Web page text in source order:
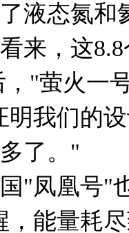
液态氮
，这8.8
，"萤火一
明我们的
了。"
凤凰号"
，能量耗